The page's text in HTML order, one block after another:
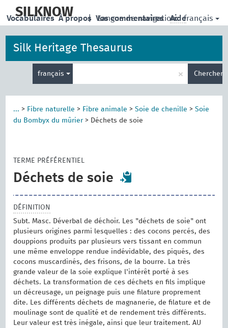
main
SILKNOW | Langue de navigation: français
Vocabulaires À propos Vos commentaires Aide
Silk Heritage Thesaurus
français
de
recherche
× Chercher
... > Fibre naturelle > Fibre animale >Soie de chenille >Soie
du Bombyx du mûrier> Déchets de soie
TERME PRÉFÉRENTIEL
Déchets de soie
DÉFINITION
Subt. Masc. Déverbal de déchoir. Les "déchets de soie" ont
plusieurs origines parmi lesquelles : des cocons percés, des
douppions produits par plusieurs vers tissant en commun
une même enveloppe rendue indévidable, des piqués, des
cocons muscardinés, des frisons, de la bourre. La très
grande valeur de la soie explique l'intérêt porté à ses
déchets. La transformation de ces déchets en fils implique
un décreusage, un peignage puis une filature proprement
dite. Les différents déchets de magnanerie, de filature et de
moulinage sont de qualité et de rendement très différents.
Leur valeur est très inégale, ainsi que leur traitement. AU